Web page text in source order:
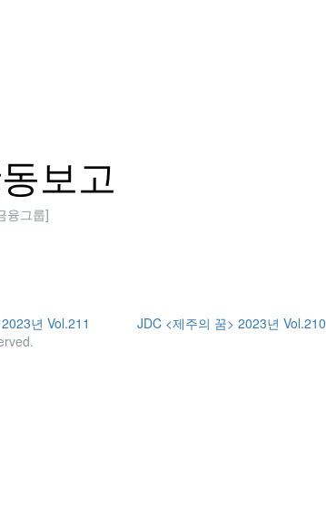
보고
융그룹]
년 Vol.211
JDC <제주의 꿈> 2023년 Vol.210